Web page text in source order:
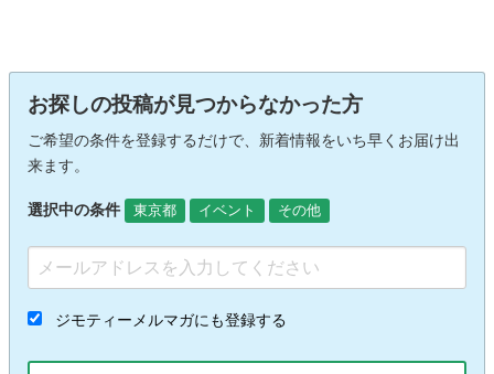
お探しの投稿が見つからなかった方
ご希望の条件を登録するだけで、新着情報をいち早くお届け出
来ます。
選択中の条件 東京都 イベント その他
ジモティーメルマガにも登録する